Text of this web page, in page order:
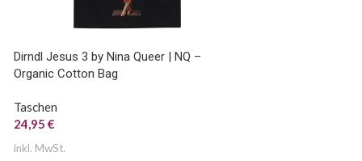
Dirndl Jesus 3 by Nina Queer | NQ –
Organic Cotton Bag
Taschen
24,95 €
inkl. MwSt.